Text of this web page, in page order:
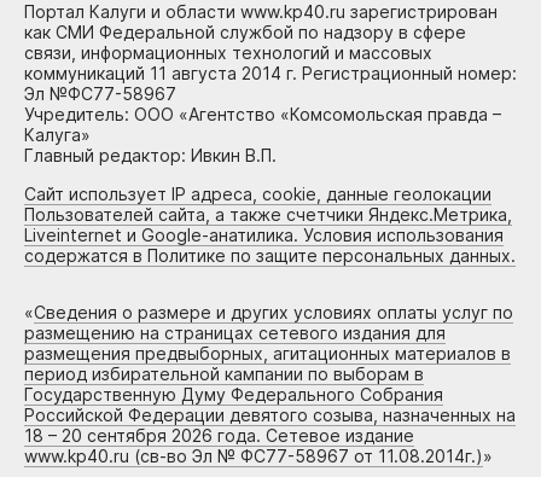
Портал Калуги и области www.kp40.ru зарегистрирован
как СМИ Федеральной службой по надзору в сфере
связи, информационных технологий и массовых
коммуникаций 11 августа 2014 г. Регистрационный номер:
Эл №ФС77-58967
Учредитель: ООО «Агентство «Комсомольская правда –
Калуга»
Главный редактор: Ивкин В.П.
Сайт использует IP адреса, cookie, данные геолокации
Пользователей сайта, а также счетчики Яндекс.Метрика,
Liveinternet и Google-анатилика. Условия использования
содержатся в Политике по защите персональных данных.
«Сведения о размере и других условиях оплаты услуг по
размещению на страницах сетевого издания для
размещения предвыборных, агитационных материалов в
период избирательной кампании по выборам в
Государственную Думу Федерального Собрания
Российской Федерации девятого созыва, назначенных на
18 – 20 сентября 2026 года. Сетевое издание
www.kp40.ru (св-во Эл № ФС77-58967 от 11.08.2014г.)»